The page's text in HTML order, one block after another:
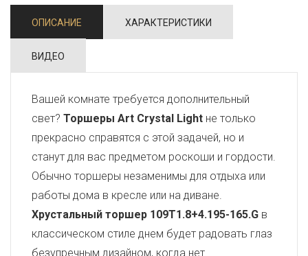
ОПИСАНИЕ ХАРАКТЕРИСТИКИ
ВИДЕО
Вашей комнате требуется дополнительный
свет? Торшеры Art Crystal Light не только
прекрасно справятся с этой задачей, но и
станут для вас предметом роскоши и гордости.
Обычно торшеры незаменимы для отдыха или
работы дома в кресле или на диване.
Хрустальный торшер 109T1.8+4.195-165.G в
классическом стиле днем будет радовать глаз
безупречным дизайном, когда нет